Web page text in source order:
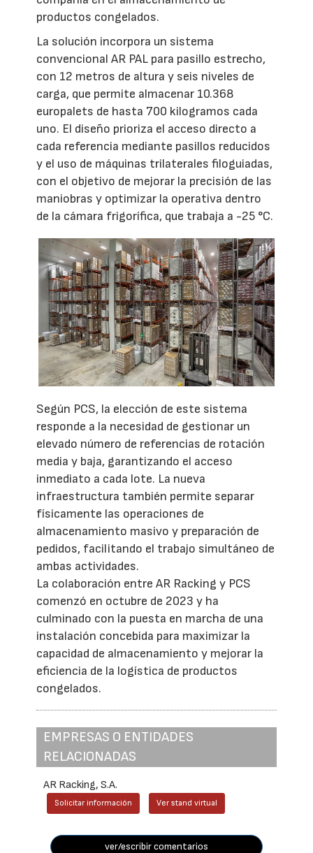
productos congelados.
La solución incorpora un sistema
convencional AR PAL para pasillo estrecho,
con 12 metros de altura y seis niveles de
carga, que permite almacenar 10.368
europalets de hasta 700 kilogramos cada
uno. El diseño prioriza el acceso directo a
cada referencia mediante pasillos reducidos
y el uso de máquinas trilaterales filoguiadas,
con el objetivo de mejorar la precisión de las
maniobras y optimizar la operativa dentro
de la cámara frigorífica, que trabaja a -25 °C.
Según PCS, la elección de este sistema
responde a la necesidad de gestionar un
elevado número de referencias de rotación
media y baja, garantizando el acceso
inmediato a cada lote. La nueva
infraestructura también permite separar
físicamente las operaciones de
almacenamiento masivo y preparación de
pedidos, facilitando el trabajo simultáneo de
ambas actividades.
La colaboración entre AR Racking y PCS
comenzó en octubre de 2023 y ha
culminado con la puesta en marcha de una
instalación concebida para maximizar la
capacidad de almacenamiento y mejorar la
eficiencia de la logística de productos
congelados.
EMPRESAS O ENTIDADES
RELACIONADAS
AR Racking, S.A.
Solicitar información Ver stand virtual
ver/escribir comentarios